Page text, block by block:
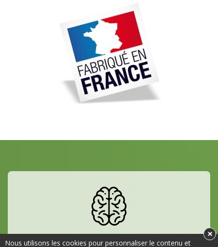
INGÉNIOSITÉ
Nous utilisons les cookies pour personnaliser le contenu et
×